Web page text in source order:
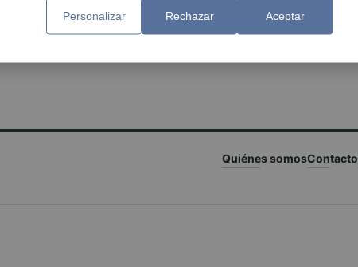
Quiénes somosContacto
Personalizar Rechazar Aceptar